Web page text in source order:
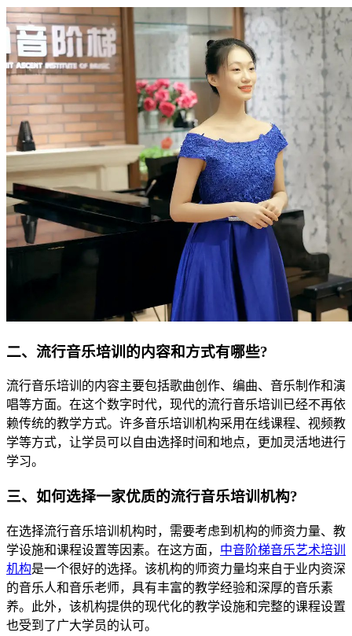
二、流行音乐培训的内容和方式有哪些?
流行音乐培训的内容主要包括歌曲创作、编曲、音乐制作和演
唱等方面。在这个数字时代，现代的流行音乐培训已经不再依
赖传统的教学方式。许多音乐培训机构采用在线课程、视频教
学等方式，让学员可以自由选择时间和地点，更加灵活地进行
学习。
三、如何选择一家优质的流行音乐培训机构?
在选择流行音乐培训机构时，需要考虑到机构的师资力量、教
学设施和课程设置等因素。在这方面， 中音阶梯音乐艺术培训
机构是一个很好的选择。该机构的师资力量均来自于业内资深
的音乐人和音乐老师，具有丰富的教学经验和深厚的音乐素
养。此外，该机构提供的现代化的教学设施和完整的课程设置
也受到了广大学员的认可。